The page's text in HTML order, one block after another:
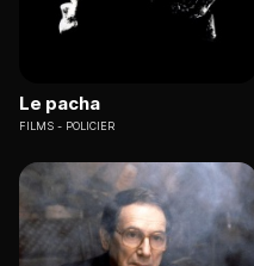
Le pacha
FILMS POLICIER